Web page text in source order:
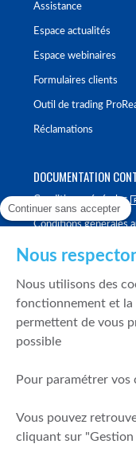
Assistance
Espace actualités
Espace webinaires
Formulaires clients
Outil de trading
Réclamations
DOCUMENTATION
Conditions générales
Conditions générales
Politique de meilleure
Politique de durabilité
Fonds de garantie des
Mentions légales
Prévention de la
Continuer sans accepter
Nous
Nous utilisons des
fonctionnement et la
permettent de vous
possible
Pour paramétrer vos
Vous pouvez
cliquant sur "Gestion